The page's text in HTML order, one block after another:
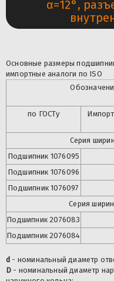
α=12°,
Основные размеры
импортные аналоги по ISO
по ГОСТу
Серия
Подшипник 1076095
Подшипник 1076096
Подшипник 1076097
Серия
Подшипник 2076083
Подшипник 2076084
d - номинальный диаметр
D - номинальный диаметр